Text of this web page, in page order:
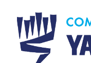
content